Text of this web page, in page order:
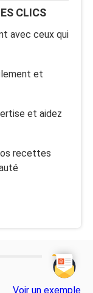
CLICS
avec ceux qui
et
et aidez
recettes
Voir un exemple